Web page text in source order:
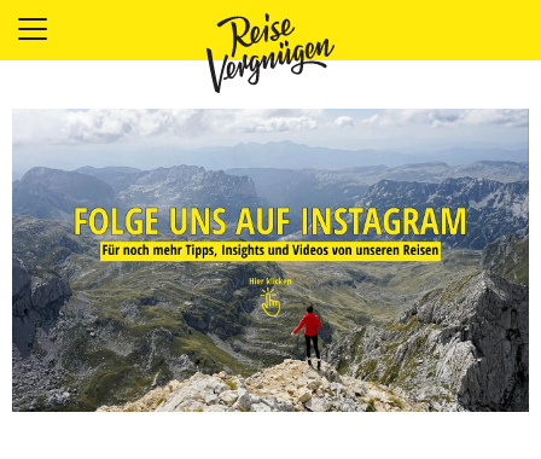
LÄNDER
UNTERKÜNFTE
FOOD
PLANUNG
OUTDOOR